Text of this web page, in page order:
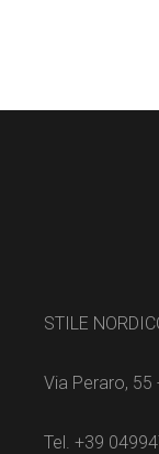
STILE
Via Peraro,
Tel. +39